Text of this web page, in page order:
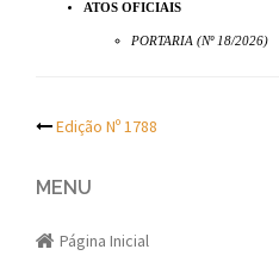
ATOS OFICIAIS
PORTARIA (Nº 18/2026)
Post
navigation
Edição Nº 1788
MENU
Página Inicial